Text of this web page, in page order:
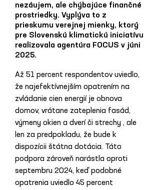
nezáujem, ale chýbajúce finančné
prostriedky. Vyplýva to z
prieskumu verejnej mienky, ktorý
pre Slovenskú klimatickú iniciatívu
realizovala agentúra FOCUS v júni
2025.
Až 51 percent respondentov uviedlo,
že najefektívnejším opatrením na
zvládanie cien energií je obnova
domov, vrátane zateplenia fasád,
výmeny okien a dverí či strechy , ale
len za predpokladu, že bude k
dispozícii štátna dotácia. Táto
podpora zároveň narástla oproti
septembru 2024, keď podobné
opatrenia uviedlo 45 percent